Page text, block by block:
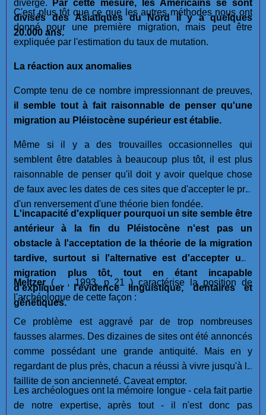
divergé.
Par cette mesure, les Américains se sont
divisés des Asiatiques du Nord il y a quelques
20.000 ans.
C'est plus tôt que ce que les autres méthodes nous ont
donné pour une première migration, mais peut être
expliquée par l'estimation du taux de mutation.
La réaction aux anomalies
Compte tenu de ce nombre impressionnant de preuves,
il semble tout à fait raisonnable de penser qu'une
migration au Pléistocène supérieur est établie.
Même si il y a des trouvailles occasionnelles qui
semblent être datables à beaucoup plus tôt, il est plus
raisonnable de penser qu'il doit y avoir quelque chose
de faux avec les dates de ces sites que d'accepter le prix
d'un renversement d'une théorie bien fondée.
L'incapacité d'expliquer pourquoi un site semble être
antérieur à la fin du Pléistocène n'est pas un
obstacle à l'acceptation de la théorie de la migration
tardive, surtout si l'alternative est d'accepter une
migration plus tôt, tout en étant incapable
d'expliquer l'évidence linguistique, dentaires et
génétiques.
Meltzer ( . , 1993, p 21 ) caractérise la position de
l'archéologue de cette façon :
Ce problème est aggravé par de trop nombreuses
fausses alarmes. Des dizaines de sites ont été annoncés
comme possédant une grande antiquité. Mais en y
regardant de plus près, chacun a réussi à vivre jusqu'à la
faillite de son ancienneté. Caveat emptor.
Les archéologues ont la mémoire longue - cela fait partie
de notre expertise, après tout - il n'est donc pas